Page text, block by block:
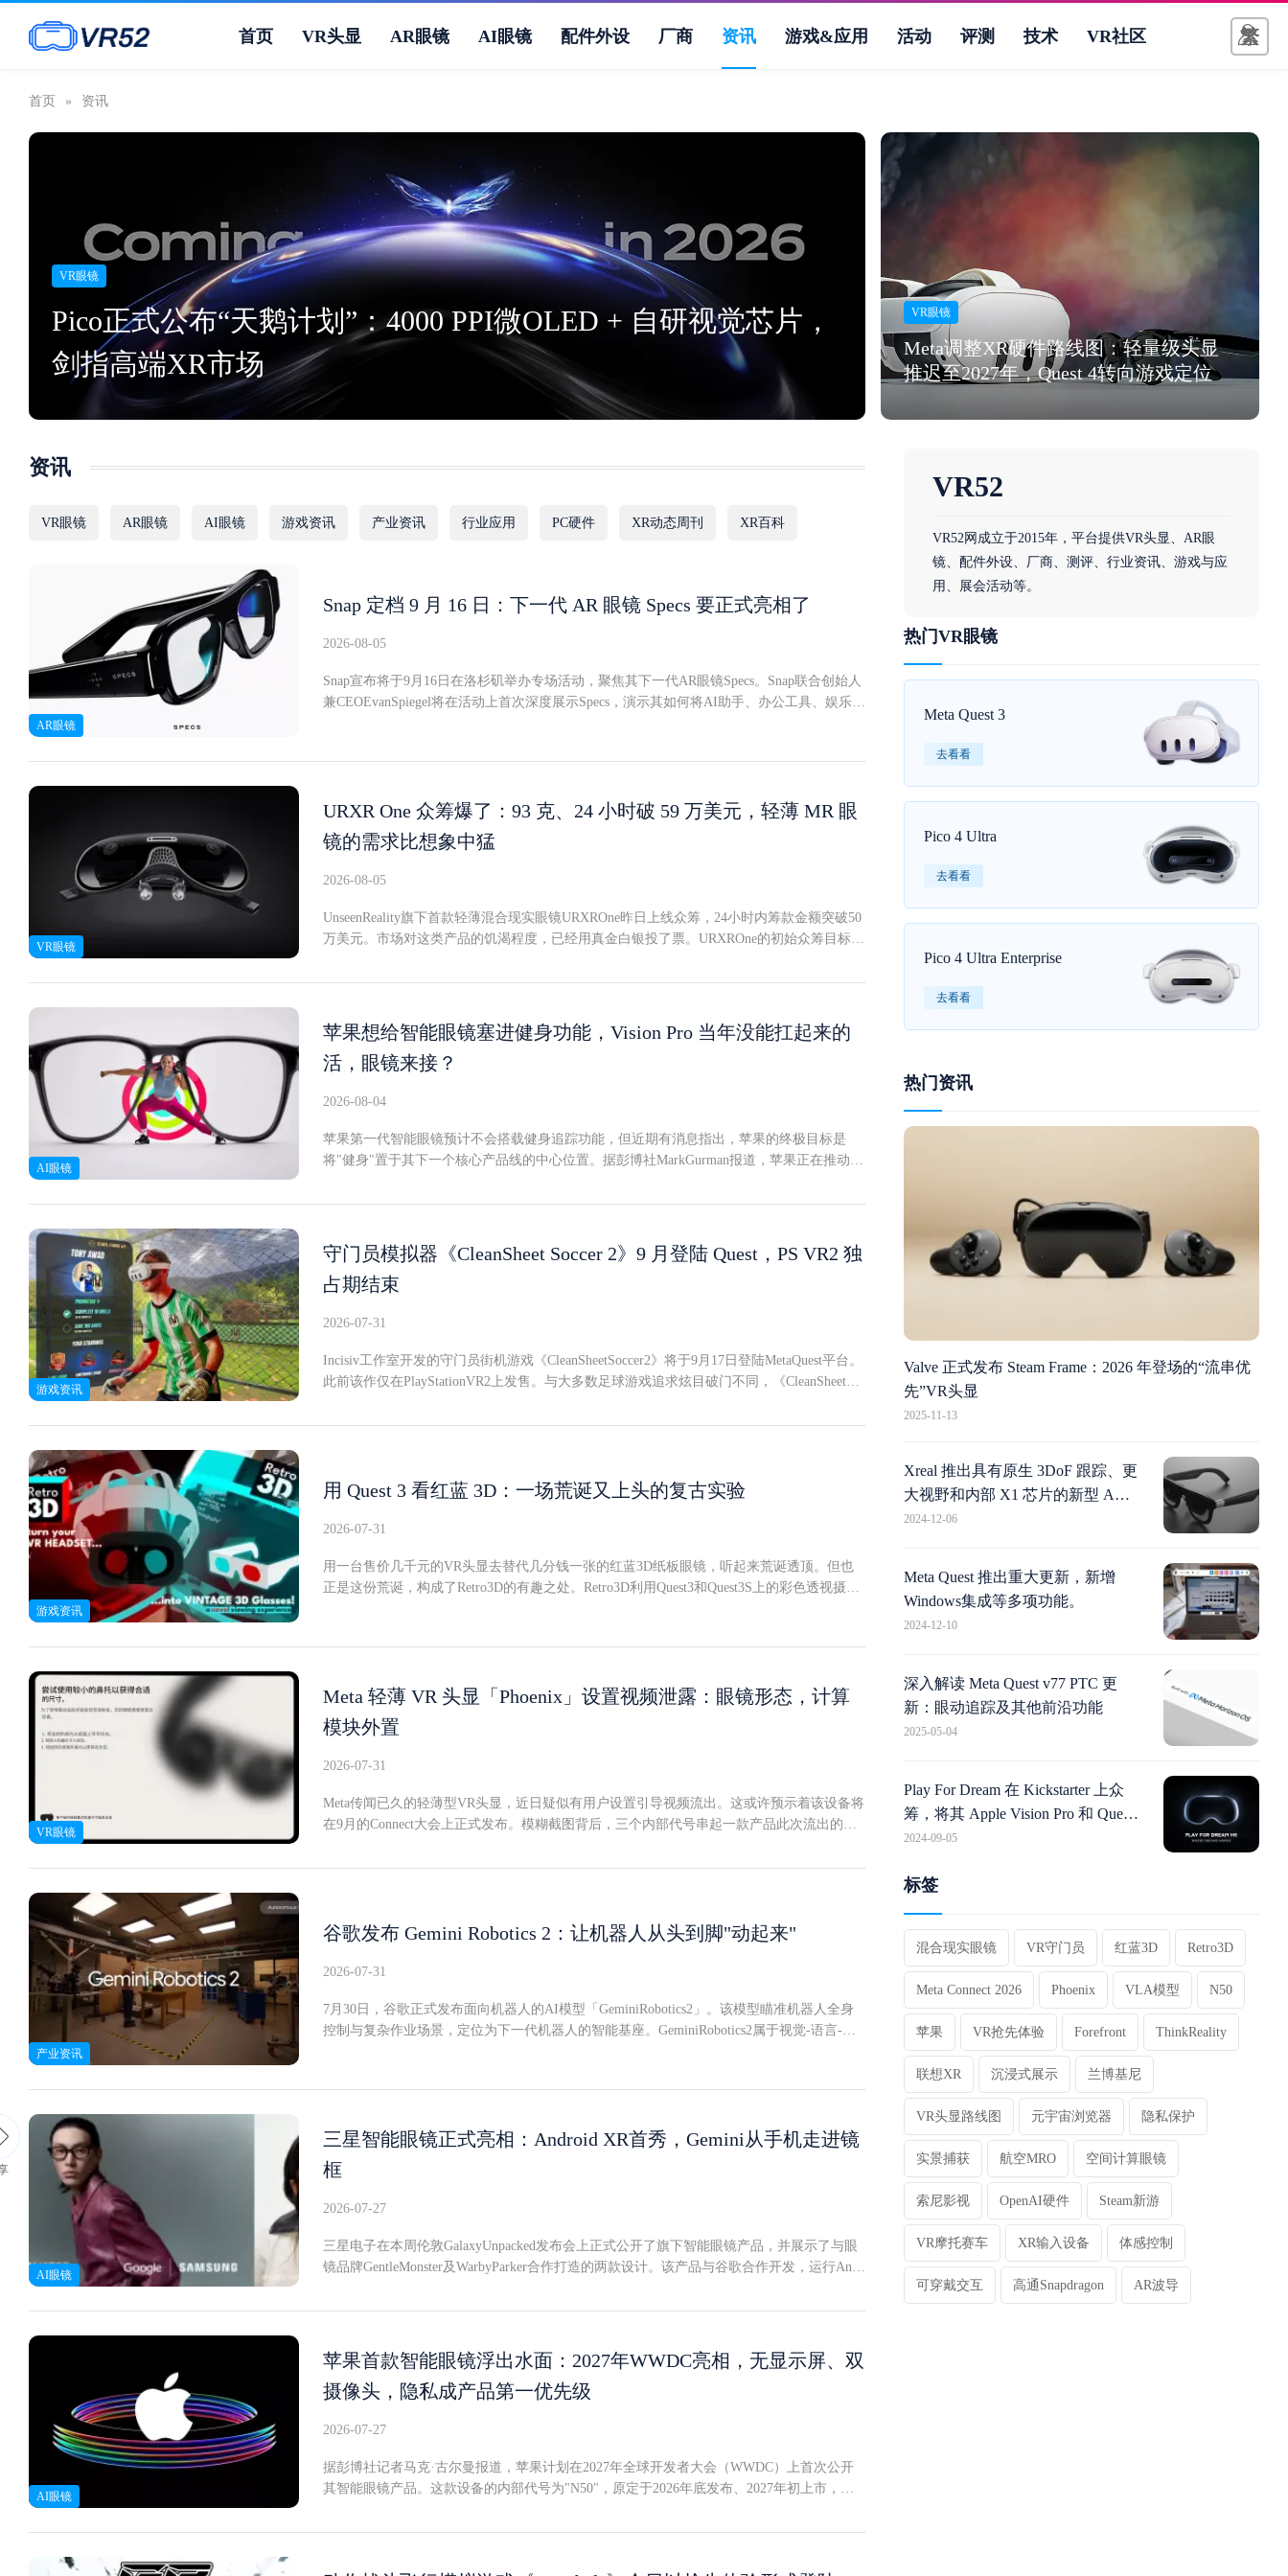
首页 VR头显 AR眼镜 AI眼镜 配件外设 厂商 资讯 游戏&应用 活动 评测 技术 VR社区 繁
首页 » 资讯
VR眼镜
Pico正式公布“天鹅计划”：4000 PPI微OLED + 自研视觉芯片，
剑指高端XR市场
VR眼镜
Meta调整XR硬件路线图：轻量级头显
推迟至2027年，Quest 4转向游戏定位
资讯
VR眼镜 AR眼镜 AI眼镜 游戏资讯 产业资讯 行业应用 PC硬件 XR动态周刊 XR百科
AR眼镜
Snap 定档 9 月 16 日：下一代 AR 眼镜 Specs 要正式亮相了
2026-08-05
Snap宣布将于9月16日在洛杉矶举办专场活动，聚焦其下一代AR眼镜Specs。Snap联合创始人
兼CEOEvanSpiegel将在活动上首次深度展示Specs，演示其如何将AI助手、办公工具、娱乐功
为"今年秋季"，覆盖美国、英国和法国。这意味着更精确的发货日期大概率会在活动当天公
元。与Snap2024年发布的第五代Specs类似，新设备无需外置计算模块或连接外部设备--眼镜
为"Lenses"）。活动将于太平洋时间9月16日下午4点开始，支持线上直播观看。到场参会者
VR眼镜
URXR One 众筹爆了：93 克、24 小时破 59 万美元，轻薄 MR 眼
镜的需求比想象中猛
2026-08-05
UnseenReality旗下首款轻薄混合现实眼镜URXROne昨日上线众筹，24小时内筹款金额突破50
万美元。市场对这类产品的饥渴程度，已经用真金白银投了票。URXROne的初始众筹目标仅
破，首日24小时后，金额已攀升至超过59万美元，而距离众筹结束还有44天。不是AR眼镜的
等，通过有线方式连接PC或移动设备。与常见的birdbath光学方案AR眼镜不同，URXROne搭
载的是VR显示屏加透视摄像头。用户可以在自建的混合现实环境中或纯虚拟现实模式下查看
多块屏幕，得益于内置SLAM追踪系统，设备同时支持3DOF和6DOF两种模式。93克的秘
用的微型pancake光学方案，搭载双1.03英寸micro-OLED显示屏：分辨率2448×2064，约36PP
了用于处理追踪和透视视频画面的计算单元，但图形渲染和电池这类"重型"负担则通过线缆
外置给PC或Android/iOS移动设备，从而将头显本身做到极致轻量。价格档位与发货时间众筹
AI眼镜
苹果想给智能眼镜塞进健身功能，Vision Pro 当年没能扛起来的
活，眼镜来接？
2026-08-04
苹果第一代智能眼镜预计不会搭载健身追踪功能，但近期有消息指出，苹果的终极目标是
将"健身"置于其下一个核心产品线的中心位置。据彭博社MarkGurman报道，苹果正在推动未
中集成健身技术，设想让AppleFitness+在头显上运行，用户锻炼时通过身体追踪分析动作。
备数据采集条件随着智能眼镜产品线推进，这一局面有望改变。参照AirPods逐步切入医疗领
域、演变为临时助听器的路径，苹果同样希望最终将智能眼镜打造成健身设备--眼镜本身就
需要搭载一系列传感器，用于记录数据和分析用户动作，这为健身功能提供了天然硬件基
队负责智能眼镜和XR设备的研发："苹果视觉产品团队正在寻找一位战略产品设计负责人，
穿戴设备、消费者健康与人类行为的交叉地带，将模糊的机会转化为清晰的第一方产品方向-
-识别高影响力机会、塑造早期概念、明确应该构建什么，并帮助跨职能团队将这些体验落
游戏资讯
守门员模拟器《CleanSheet Soccer 2》9 月登陆 Quest，PS VR2 独
占期结束
2026-07-31
Incisiv工作室开发的守门员街机游戏《CleanSheetSoccer2》将于9月17日登陆MetaQuest平台。
此前该作仅在PlayStationVR2上发售。与大多数足球游戏追求炫目破门不同，《CleanSheetSo
游戏中，用双手完成拳击扑救、封堵拦截、空中摘球和折射解围。同步发布的Quest版预告片
守门体验的VR游戏，与VR媒介高度契合"。近期PSVR2版本推送的"交互式教练更新"进一步
馈，为针对性训练提供建议并引导玩家推进职业生涯。每位教练还拥有独立的人格特质与执
月上线，现已可在Meta商店中加入愿望单。
游戏资讯
用 Quest 3 看红蓝 3D：一场荒诞又上头的复古实验
2026-07-31
用一台售价几千元的VR头显去替代几分钱一张的红蓝3D纸板眼镜，听起来荒诞透顶。但也
正是这份荒诞，构成了Retro3D的有趣之处。Retro3D利用Quest3和Quest3S上的彩色透视摄像
放映机会在当下已经难觅踪迹，但以这种古老3D格式录制的视频和照片并不少见。Retro3D
YouTube上就有大量这类素材：NASA历史影像、老电影片段、动画短片、各种3D实验录
感出奇地好。用同样红蓝技术拍摄的老照片和旧视频，理论上都可以适配。内置浏览器已在
看红蓝内容，外部屏幕和纸质打印将变成可选项而非必选项。EarlyAccess版本：功能朴素，
但思路新鲜当前EarlyAccess版本的操作非常简洁，支持手柄或手势控制，在头显和其他设备
用户zhuliks提议加入Pulfrich效应，开发者回应称只需小幅度调整即可实现。该技法的原理是
让单只眼睛接收更暗的画面，大脑对该眼图像的处理会轻微延迟，从而使横向运动产生立体
纵深感。它只在特定运动场景下生效，但从汽车、火车或飞机上拍摄的素材可以呈现出类3D
数字方式融入Retro3D，等于在头显借助AI将2D内容转为模拟3D的大趋势下，再翻出一页立
体视觉的技术史。Retro3D的功能极其有限，但思路值得关注。当代头显的叙事主线是越来越
VR眼镜
Meta 轻薄 VR 头显「Phoenix」设置视频泄露：眼镜形态，计算
模块外置
2026-07-31
Meta传闻已久的轻薄型VR头显，近日疑似有用户设置引导视频流出。这或许预示着该设备将
在9月的Connect大会上正式发布。模糊截图背后，三个内部代号串起一款产品此次流出的截
该产品历经多个内部代号，从早期的Puffin、Loma，到如今定名Phoenix。截图最先由X用户
独立镜片间距调节、可拆卸鼻夹以适配不同用户，同时内置手部追踪与眼动追踪。更关键的
模糊处理，但其外观与此前数据挖掘者兼知名爆料人「Luna」基于已知信息生成的渲染图高
了在年度Connect开发者大会上发布该设备的可能性。Connect2026定于9月23日至24日举行。
除了一款新形态智能眼镜的预热外，本届大会议程还涵盖"VR、可穿戴设备、元宇宙与AI的
产业资讯
谷歌发布 Gemini Robotics 2：让机器人从头到脚"动起来"
2026-07-31
7月30日，谷歌正式发布面向机器人的AI模型「GeminiRobotics2」。该模型瞄准机器人全身
控制与复杂作业场景，定位为下一代机器人的智能基座。GeminiRobotics2属于视觉-语言-动
人长期依赖预设作业流程或远程操控。面对动态环境时的自适应能力，以及将学习成果迁移
回应这些难题。GeminiRobotics2负责全身控制--从足尖到指尖。支持人形机器人和双臂机器
交互、环境感知和多阶段任务规划。本次更新还新增了多机器人协同作业能力。GeminiRobot
形机器人全身协同作业上取得突破。以Apptronik的「Apollo2」为例，接收"把水壶放进绿色
箱子里"这类指令后，机器人能自主完成行走、搬运、放置的一整套动作链。精细操作层面，
一任务自动化"迈向"通用作业能力"的关键基座。
AI眼镜
三星智能眼镜正式亮相：Android XR首秀，Gemini从手机走进镜
框
2026-07-27
三星电子在本周伦敦GalaxyUnpacked发布会上正式公开了旗下智能眼镜产品，并展示了与眼
镜品牌GentleMonster及WarbyParker合作打造的两款设计。该产品与谷歌合作开发，运行Andr
息、朗读关键信息，并支持实时翻译，用户通过简单的语音或手势交互即可控制体验--手势
表示："谷歌与三星在将实用且具备场景感知能力的智能融入日常生活这一愿景上志同道合。
这款智能眼镜基于AndroidXR平台构建，融合了世界级设计与Gemini的先进辅助能力，能够
对用户所见内容做出自然响应，提供全天候的免提帮助。期待延续这一势头，尽快将这种体
量化镜框与纤薄外形设计，单次充电续航可达9小时，配合充电盒可额外提供最多7次完整充
同时在触控交互、连接性能、功耗和散热管理方面针对紧凑镜框进行了专门优化。摄像头成
敏感地带：一次提及背后的隐私考量眼镜内置摄像头，可为AI体验提供视觉场景信息。经用
AI眼镜
苹果首款智能眼镜浮出水面：2027年WWDC亮相，无显示屏、双
摄像头，隐私成产品第一优先级
2026-07-27
据彭博社记者马克·古尔曼报道，苹果计划在2027年全球开发者大会（WWDC）上首次公开
其智能眼镜产品。这款设备的内部代号为"N50"，原定于2026年底发布、2027年初上市，目
到2027年末。工程打磨与隐私叙事：两大推手拖慢节奏造成延期的原因被归结为两条战线：
叙事。与Ray-BanMeta及其更廉价的MetaGlasses产品线（后者并未使用EssilorLuxottica品牌）
VR52
VR52网成立于2015年，平台提供VR头显、AR眼
镜、配件外设、厂商、测评、行业资讯、游戏与应
用、展会活动等。
热门VR眼镜
Meta Quest 3
去看看
Pico 4 Ultra
去看看
Pico 4 Ultra Enterprise
去看看
热门资讯
Valve 正式发布 Steam Frame：2026 年登场的“流串优
先”VR头显
2025-11-13
Xreal 推出具有原生 3DoF 跟踪、更
大视野和内部 X1 芯片的新型 AR
眼镜
2024-12-06
Meta Quest 推出重大更新，新增
Windows集成等多项功能。
2024-12-10
深入解读 Meta Quest v77 PTC 更
新：眼动追踪及其他前沿功能
2025-05-04
Play For Dream 在 Kickstarter 上众
筹，将其 Apple Vision Pro 和 Quest
Pro 跨界产品推向欧美
2024-09-05
标签
混合现实眼镜 VR守门员 红蓝3D Retro3D
Meta Connect 2026 Phoenix VLA模型 N50
苹果 VR抢先体验 Forefront ThinkReality
联想XR 沉浸式展示 兰博基尼
VR头显路线图 元宇宙浏览器 隐私保护
实景捕获 航空MRO 空间计算眼镜
索尼影视 OpenAI硬件 Steam新游
VR摩托赛车 XR输入设备 体感控制
可穿戴交互 高通Snapdragon AR波导